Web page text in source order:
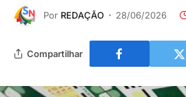
Por REDAÇÃO 28/06/2026
Compartilhar